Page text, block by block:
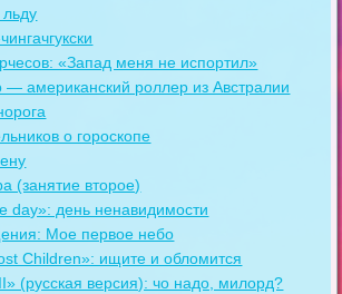
«Запад меня не испортил»
американский роллер из Австралии
о гороскопе
(занятие второе)
day»: день ненавидимости
Мое первое небо
Children»: ищите и обломится
(русская версия): чо надо, милорд?